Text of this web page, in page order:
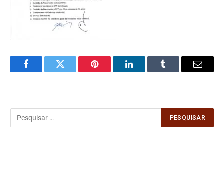
FacebookTwitter Pinterest LinkedInTumblr Email